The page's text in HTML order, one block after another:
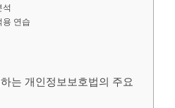
석
용 연습
는 개인정보보호법의 주요